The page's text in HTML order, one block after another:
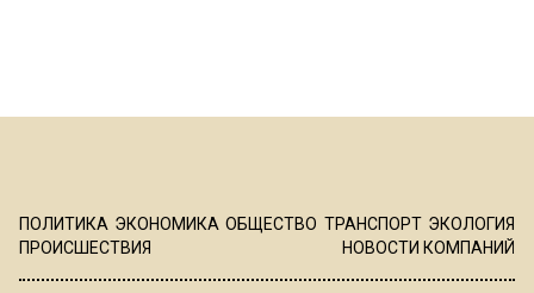
ПОЛИТИКА ЭКОНОМИКА ОБЩЕСТВО ТРАНСПОРТ ЭКОЛОГИЯ
ПРОИСШЕСТВИЯ
НОВОСТИ КОМПАНИЙ